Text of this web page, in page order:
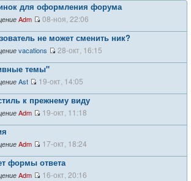
для оформления форума
Adm 08-ноя, 22:06
не может сменить ник?
vacations 28-окт, 16:15
темы"
Ast 19-окт, 14:05
к прежнему виду
Adm 19-окт, 11:18
Adm 17-окт, 18:24
формы ответа
Adm 16-окт, 20:16